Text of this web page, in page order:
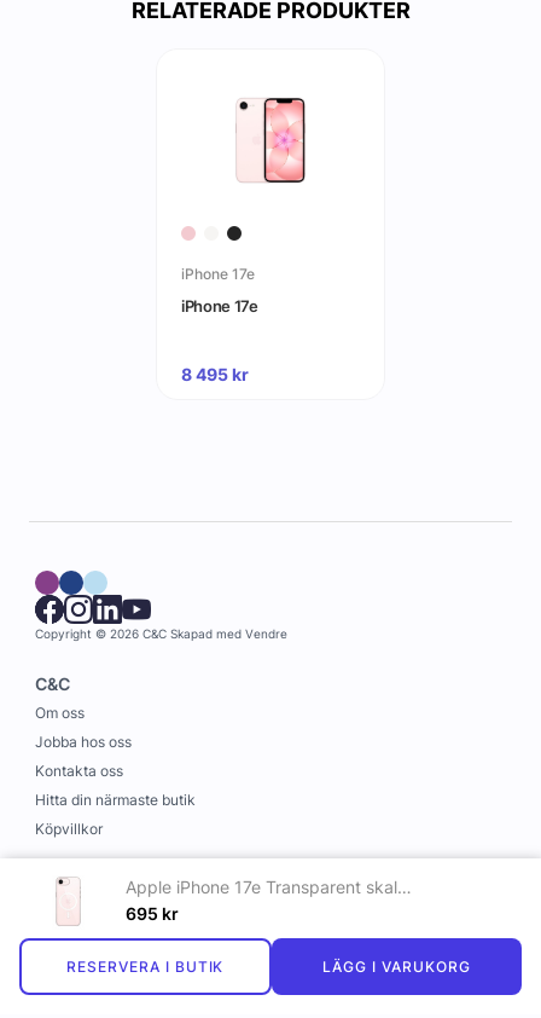
Apple iPhone 17e Transparent skal med MagSafe
695 kr
RESERVERA I BUTIK LÄGG I VARUKORG
RELATERADE PRODUKTER
iPhone 17e
iPhone 17e
8 495kr
Copyright © 2026 C&C Skapad med Vendre
C&C
Om oss
Jobba hos oss
Kontakta oss
Hitta din närmaste butik
Köpvillkor
Information
Leverans och betalning
Cookies
Personuppgiftspolicy